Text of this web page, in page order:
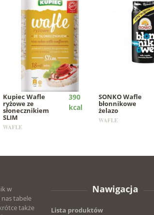
Kupiec Wafle
ryżowe ze
słonecznikiem
SLIM
390
kcal
WAFLE
SONKOWafle
błonnikowe
żelazo
WAFLE
w
tabele
także
Nawigacja
Lista produktów